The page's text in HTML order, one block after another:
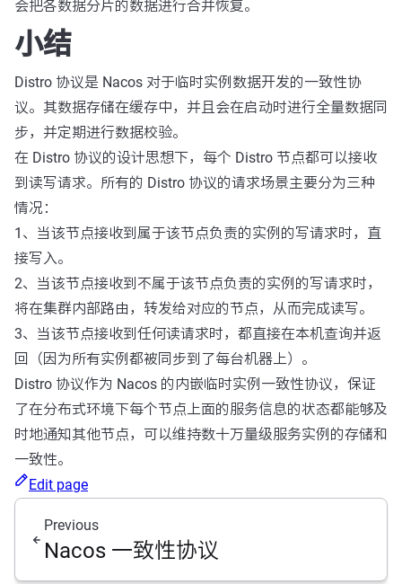
会把各数据分片的数据进行合并恢复。
小结
Distro 协议是 Nacos 对于临时实例数据开发的一致性协
议。其数据存储在缓存中，并且会在启动时进行全量数据同
步，并定期进行数据校验。
在 Distro 协议的设计思想下，每个 Distro 节点都可以接收
到读写请求。所有的 Distro 协议的请求场景主要分为三种
情况：
1、当该节点接收到属于该节点负责的实例的写请求时，直
接写入。
2、当该节点接收到不属于该节点负责的实例的写请求时，
将在集群内部路由，转发给对应的节点，从而完成读写。
3、当该节点接收到任何读请求时，都直接在本机查询并返
回（因为所有实例都被同步到了每台机器上）。
Distro 协议作为 Nacos 的内嵌临时实例一致性协议，保证
了在分布式环境下每个节点上面的服务信息的状态都能够及
时地通知其他节点，可以维持数十万量级服务实例的存储和
一致性。
Edit page
Previous
Nacos 一致性协议